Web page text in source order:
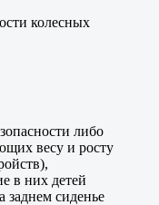
колесных
либо
весу и росту
в них детей
заднем сиденье